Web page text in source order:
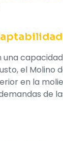
una
el Molino
en la
de